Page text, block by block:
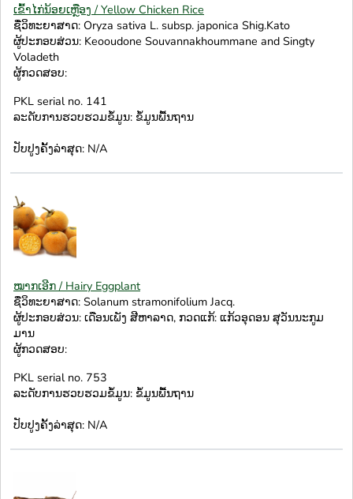
ເຂົ້າໄກ່ນ້ອຍເຫຼືອງ / Yellow Chicken Rice
ຊື່ວິທະຍາສາດ: Oryza sativa L. subsp. japonica Shig.Kato
ຜູ້ປະກອບສ່ວນ: Keooudone Souvannakhoummane and Singty
Voladeth
ຜູ້ກວດສອບ:
PKL serial no. 141
ລະດັບການຮວບຮວມຂໍ້ມູນ: ຂໍ້ມູນພື້ນຖານ
ປັບປູງຄັ້ງລ່າສຸດ: N/A
ໝາກເອີກ / Hairy Eggplant
ຊື່ວິທະຍາສາດ: Solanum stramonifolium Jacq.
ຜູ້ປະກອບສ່ວນ: ເດືອນເພັງ ສີຫາລາດ, ກວດແກ້: ແກ້ວອຸດອນ ສຸວັນນະກູມ
ມານ
ຜູ້ກວດສອບ:
PKL serial no. 753
ລະດັບການຮວບຮວມຂໍ້ມູນ: ຂໍ້ມູນພື້ນຖານ
ປັບປູງຄັ້ງລ່າສຸດ: N/A